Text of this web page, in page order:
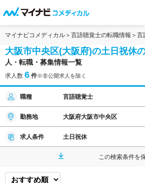
マイナビコメディカル 言語聴覚士の転職情報 言
大阪市中央区(大阪府)の土日祝休
人・転職・募集情報一覧
求人数 6 件※非公開求人を除く
職種 言語聴覚士
勤務地 大阪府大阪市中央区
求人条件 土日祝休
この検索条件を